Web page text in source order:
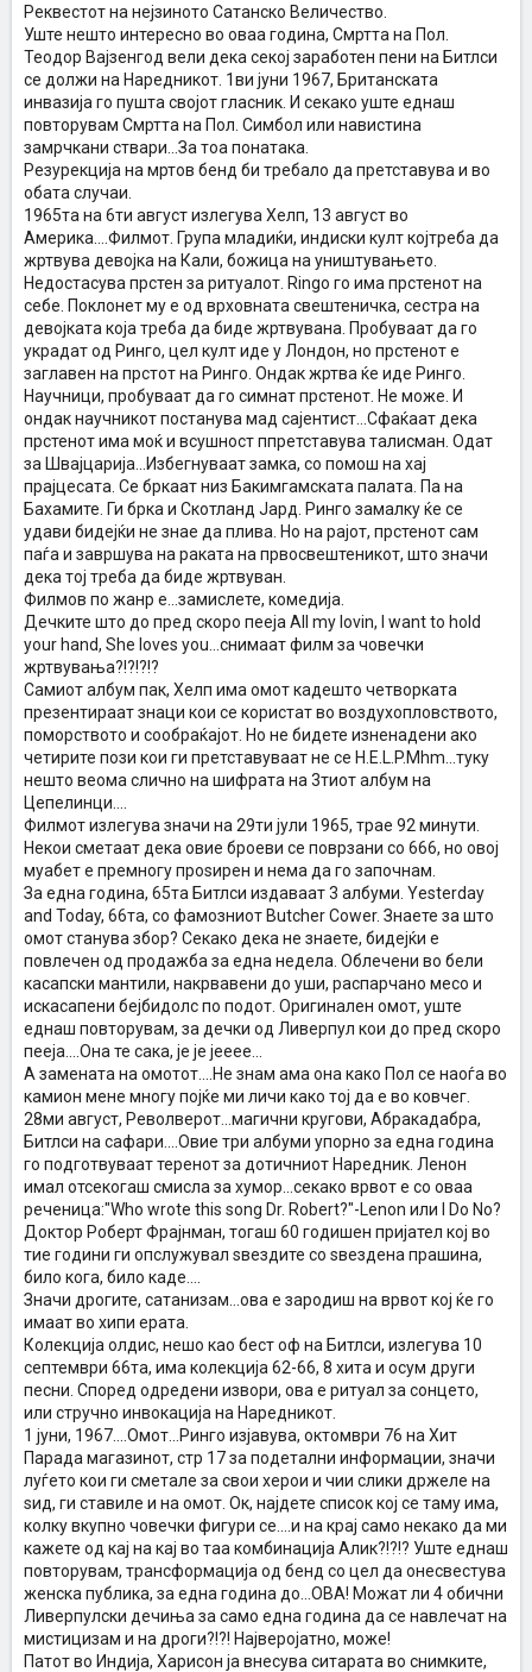
Реквестот на нејзиното Сатанско Величество.
Уште нешто интересно во оваа година, Смртта на Пол.
Теодор Вајзенгод вели дека секој заработен пени на Битлси
се должи на Наредникот. 1ви јуни 1967, Британската
инвазија го пушта својот гласник. И секако уште еднаш
повторувам Смртта на Пол. Симбол или навистина
замрчкани ствари...За тоа понатака.
Резурекција на мртов бенд би требало да претставува и во
обата случаи.
1965та на 6ти август излегува Хелп, 13 август во
Америка....Филмот. Група младиќи, индиски култ којтреба да
жртвува девојка на Кали, божица на уништувањето.
Недостасува прстен за ритуалот. Ringo го има прстенот на
себе. Поклонет му е од врховната свештеничка, сестра на
девојката која треба да биде жртвувана. Пробуваат да го
украдат од Ринго, цел култ иде у Лондон, но прстенот е
заглавен на прстот на Ринго. Ондак жртва ќе иде Ринго.
Научници, пробуваат да го симнат прстенот. Не може. И
ондак научникот постанува мад сајентист...Сфаќаат дека
прстенот има моќ и всушност ппретставува талисман. Одат
за Швајцарија...Избегнуваат замка, со помош на хај
прајцесата. Се бркаат низ Бакимгамската палата. Па на
Бахамите. Ги брка и Скотланд Јард. Ринго замалку ќе се
удави бидејќи не знае да плива. Но на рајот, прстенот сам
паѓа и завршува на раката на првосвештеникот, што значи
дека тој треба да биде жртвуван.
Филмов по жанр е...замислете, комедија.
Дечките што до пред скоро пееја All my lovin, I want to hold
your hand, She loves you...снимаат филм за човечки
жртвувања?!?!?!?
Самиот албум пак, Хелп има омот кадешто четворката
презентираат знаци кои се користат во воздухопловството,
поморството и сообраќајот. Но не бидете изненадени ако
четирите пози кои ги претставуваат не се H.E.L.P.Mhm...туку
нешто веома слично на шифрата на 3тиот албум на
Цепелинци....
Филмот излегува значи на 29ти јули 1965, трае 92 минути.
Некои сметаат дека овие броеви се поврзани со 666, но овој
муабет е премногу проѕирен и нема да го започнам.
За една година, 65та Битлси издаваат 3 албуми. Yesterday
and Today, 66та, со фамозниот Butcher Cower. Знаете за што
омот станува збор? Секако дека не знаете, бидејќи е
повлечен од продажба за една недела. Облечени во бели
касапски мантили, накрвавени до уши, распарчано месо и
искасапени бејбидолс по подот. Оригинален омот, уште
еднаш повторувам, за дечки од Ливерпул кои до пред скоро
пееја....Она те сака, је је јееее...
А замената на омотот....Не знам ама она како Пол се наоѓа во
камион мене многу појќе ми личи како тој да е во ковчег.
28ми август, Револверот...магични кругови, Абракадабра,
Битлси на сафари....Овие три албуми упорно за една година
го подготвуваат теренот за дотичниот Наредник. Ленон
имал отсекогаш смисла за хумор...секако врвот е со оваа
реченица:"Who wrote this song Dr. Robert?"-Lenon или I Do No?
Доктор Роберт Фрајнман, тогаш 60 годишен пријател кој во
тие години ги опслужувал ѕвездите со ѕвездена прашина,
било кога, било каде....
Значи дрогите, сатанизам...ова е зародиш на врвот кој ќе го
имаат во хипи ерата.
Колекција олдис, нешо као бест оф на Битлси, излегува 10
септември 66та, има колекција 62-66, 8 хита и осум други
песни. Според одредени извори, ова е ритуал за сонцето,
или стручно инвокација на Наредникот.
1 јуни, 1967....Омот...Ринго изјавува, октомври 76 на Хит
Парада магазинот, стр 17 за подетални информации, значи
луѓето кои ги сметале за свои херои и чии слики држеле на
ѕид, ги ставиле и на омот. Ок, најдете список кој се таму има,
колку вкупно човечки фигури се....и на крај само некако да ми
кажете од кај на кај во таа комбинација Алик?!?!? Уште еднаш
повторувам, трансформација од бенд со цел да онесвестува
женска публика, за една година до...ОВА! Можат ли 4 обични
Ливерпулски дечиња за само една година да се навлечат на
мистицизам и на дроги?!?! Најверојатно, може!
Патот во Индија, Харисон ја внесува ситарата во снимките,